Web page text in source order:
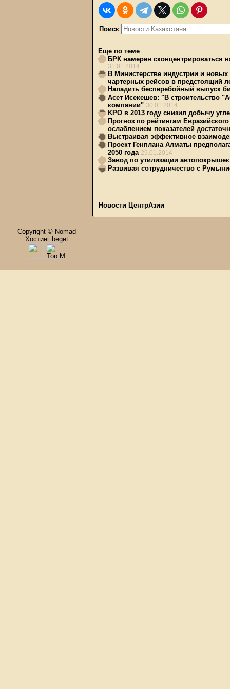
Поиск
Еще по теме
БРК намерен сконцентрироваться
31.01.2014
В Министерстве индустрии и
чартерных рейсов в предстоящий
Наладить бесперебойный выпуск
Асет Исекешев: "В строительство
компании" 30.01.2014
KPO в 2013 году снизил добычу
Прогноз по рейтингам
ослаблением показателей
Выстраивая эффективное
Проект Генплана Алматы
2050 года 29.01.2014
Завод по утилизации
Развивая сотрудничество с
Новости ЦентрАзии
Copyright © Nomad
Хостинг beget